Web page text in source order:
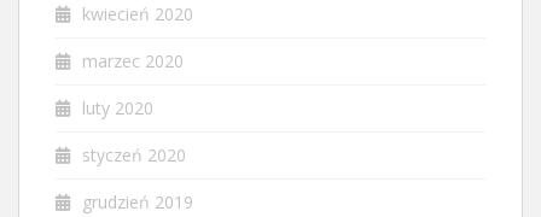
kwiecień 2020
marzec 2020
luty 2020
styczeń 2020
grudzień 2019